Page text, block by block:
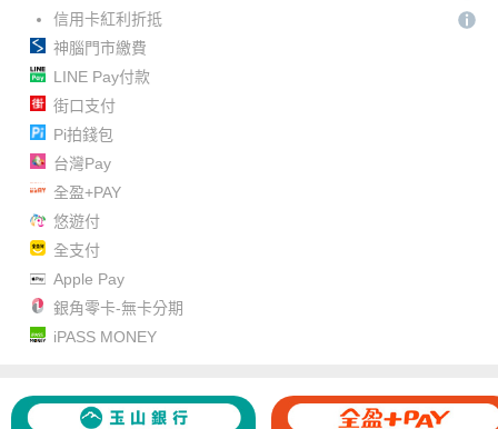
信用卡紅利折抵
神腦門市繳費
LINE Pay付款
街口支付
Pi拍錢包
台灣Pay
全盈+PAY
悠遊付
全支付
Apple Pay
銀角零卡-無卡分期
iPASS MONEY